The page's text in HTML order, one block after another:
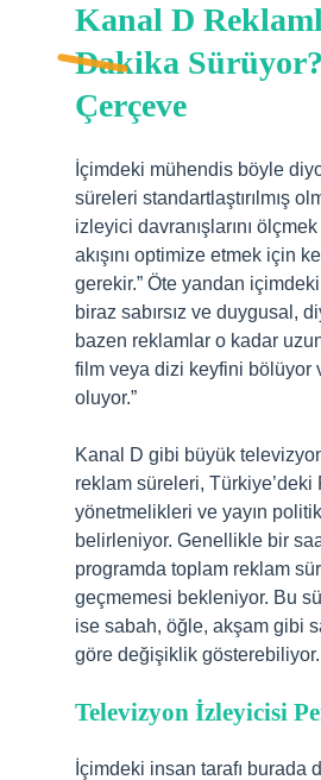
Kanal D
Dakika
Çerçeve
İçimdeki mühendis böyle
süreleri standartlaştırılmış
izleyici davranışlarını
akışını optimize etmek için
gerekir.” Öte yandan
biraz sabırsız ve duygusal,
bazen reklamlar o kadar
film veya dizi keyfini bölüyor
oluyor.”
Kanal D gibi büyük
reklam süreleri, Türkiye’deki
yönetmelikleri ve yayın
belirleniyor. Genellikle bir
programda toplam reklam
geçmemesi bekleniyor. Bu
ise sabah, öğle, akşam gibi
göre değişiklik gösterebiliyor.
Televizyon İzleyicisi
İçimdeki insan tarafı burada